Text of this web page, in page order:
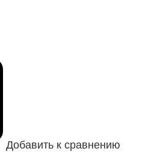
Добавить к сравнению